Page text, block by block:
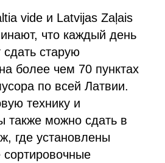
vide и Latvijas Zaļais
что каждый день
сдать старую
более чем 70 пунктах
по всей Латвии.
технику и
также можно сдать в
где установлены